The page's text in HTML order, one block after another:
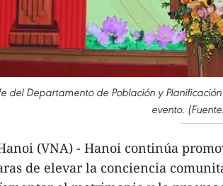
del Departamento de Población y
evento.
(VNA) - Hanoi continúa
de elevar la conciencia